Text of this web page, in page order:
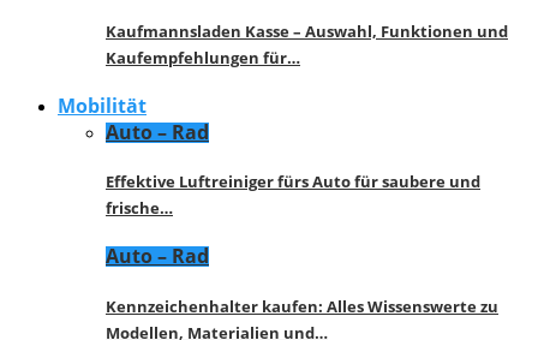
Kaufmannsladen Kasse – Auswahl, Funktionen und
Kaufempfehlungen für…
Mobilität
Auto – Rad
Effektive Luftreiniger fürs Auto für saubere und
frische…
Auto – Rad
Kennzeichenhalter kaufen: Alles Wissenswerte zu
Modellen, Materialien und…